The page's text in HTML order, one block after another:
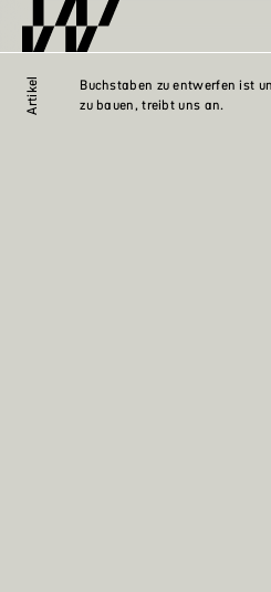
Artikel
Buchstaben zu entwerfen ist
zu bauen, treibt uns an.